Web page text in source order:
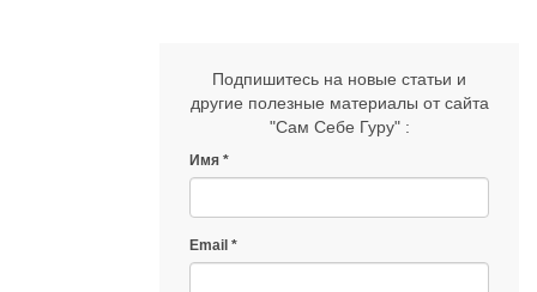
Подпишитесь на новые статьи и
другие полезные материалы от сайта
"Сам Себе Гуру" :
Имя
Email